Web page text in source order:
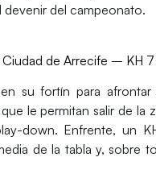
del campeonato.
de Arrecife – KH 7
su fortín para
le permitan salir de la
down. Enfrente, un
de la tabla y, sobre